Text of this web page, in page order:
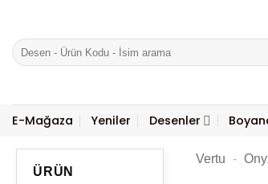
Ara:
E-Mağaza Yeniler Desenler
ÜRÜN
Vertu -